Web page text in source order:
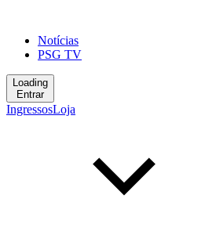
Notícias
PSG TV
Loading
Entrar
IngressosLoja